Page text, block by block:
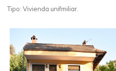
Tipo: Vivienda unifmiliar.